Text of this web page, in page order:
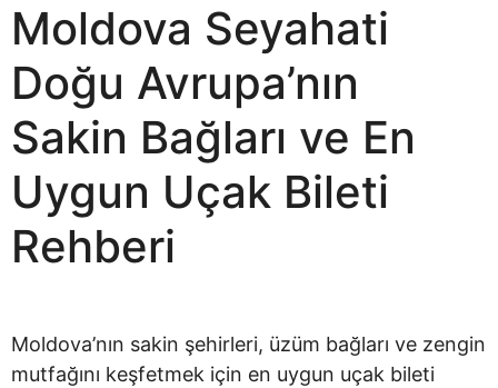
Moldova Seyahati
Doğu Avrupa’nın
Sakin Bağları ve En
Uygun Uçak Bileti
Rehberi
Moldova’nın sakin şehirleri, üzüm bağları ve zengin
mutfağını keşfetmek için en uygun uçak bileti